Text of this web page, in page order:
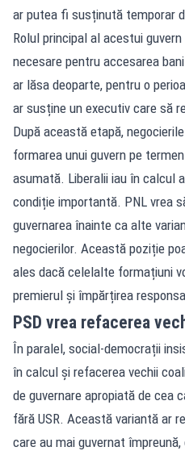
ar putea fi susținută temporar
Rolul principal al acestui
necesare pentru accesarea
ar lăsa deoparte, pentru o
ar susține un executiv care să
După această etapă,
formarea unui guvern pe
asumată. Liberalii iau în calcul
condiție importantă. PNL vrea
guvernarea înainte ca alte
negocierilor. Această poziție
ales dacă celelalte formațiuni
premierul și împărțirea
PSD vrea refacerea
În paralel, social-democrații
în calcul și refacerea vechii
de guvernare apropiată de cea
fără USR. Această variantă ar
care au mai guvernat